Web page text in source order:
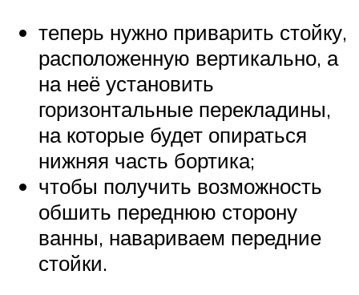
теперь нужно приварить стойку,
расположенную вертикально, а
на неё установить
горизонтальные перекладины,
на которые будет опираться
нижняя часть бортика;
чтобы получить возможность
обшить переднюю сторону
ванны, навариваем передние
стойки.